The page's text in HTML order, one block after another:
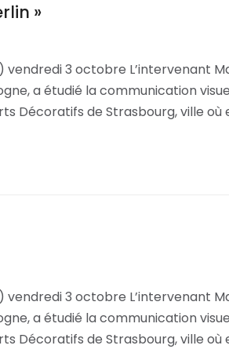
»
vendredi 3 octobre L’intervenant
a étudié la communication
Décoratifs de Strasbourg, ville où
vendredi 3 octobre L’intervenant
a étudié la communication
Décoratifs de Strasbourg, ville où